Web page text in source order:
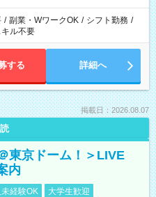
/ 副業・WワークOK / シフト勤務 /
ル不要
する 詳細へ
掲載日：2026.08.07
東京ドーム！＞LIVE
内
経験OK
大学生歓迎